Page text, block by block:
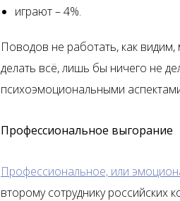
играют – 4%.
Поводов не работать, как
делать всё, лишь бы ничего не
психоэмоциональными
Профессиональное выгорание
Профессиональное, или
второму сотруднику российских